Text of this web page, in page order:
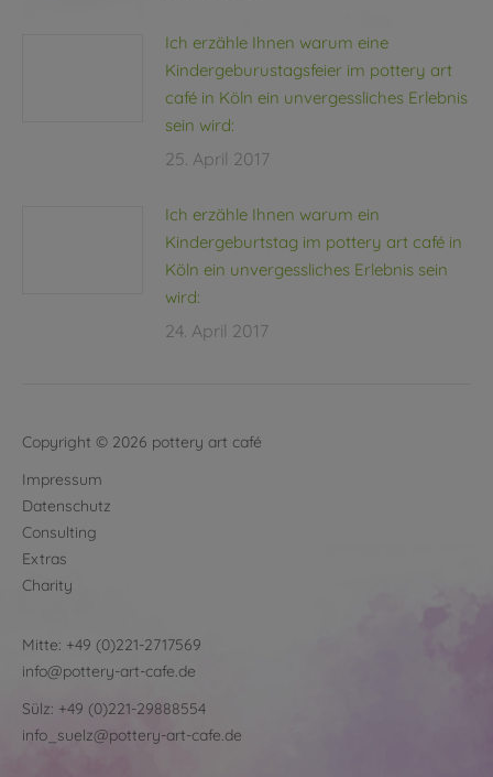
Ich erzähle Ihnen warum eine
Kindergeburustagsfeier im pottery art
café in Köln ein unvergessliches Erlebnis
sein wird:
25. April 2017
Ich erzähle Ihnen warum ein
Kindergeburtstag im pottery art café in
Köln ein unvergessliches Erlebnis sein
wird:
24. April 2017
Copyright © 2026 pottery art café
Impressum
Datenschutz
Consulting
Extras
Charity
Mitte: +49 (0)221-2717569
info@pottery-art-cafe.de
Sülz: +49 (0)221-29888554
info_suelz@pottery-art-cafe.de